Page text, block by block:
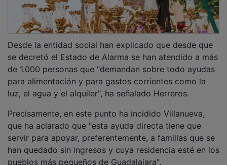
se decretó el Estado de Alarma se han atendido a más
de 1.000 personas que "demandan sobre todo ayudas
para alimentación y para gastos corrientes como la
luz, el agua y el alquiler", ha señalado Herreros.
que ha aclarado que "esta ayuda directa tiene que
servir para apoyar, preferentemente, a familias que se
han quedado sin ingresos y cuya residencia esté en los
pueblos más pequeños de Guadalajara".